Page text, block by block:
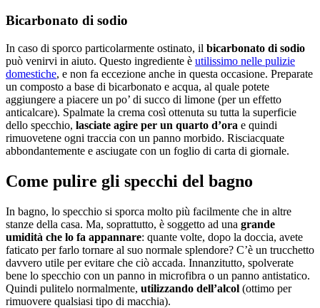
Bicarbonato di sodio
In caso di sporco particolarmente ostinato, il bicarbonato di sodio
può venirvi in aiuto. Questo ingrediente è utilissimo nelle pulizie
domestiche, e non fa eccezione anche in questa occasione. Preparate
un composto a base di bicarbonato e acqua, al quale potete
aggiungere a piacere un po’ di succo di limone (per un effetto
anticalcare). Spalmate la crema così ottenuta su tutta la superficie
dello specchio, lasciate agire per un quarto d’ora e quindi
rimuovetene ogni traccia con un panno morbido. Risciacquate
abbondantemente e asciugate con un foglio di carta di giornale.
Come pulire gli specchi del bagno
In bagno, lo specchio si sporca molto più facilmente che in altre
stanze della casa. Ma, soprattutto, è soggetto ad una grande
umidità che lo fa appannare: quante volte, dopo la doccia, avete
faticato per farlo tornare al suo normale splendore? C’è un trucchetto
davvero utile per evitare che ciò accada. Innanzitutto, spolverate
bene lo specchio con un panno in microfibra o un panno antistatico.
Quindi pulitelo normalmente, utilizzando dell’alcol (ottimo per
rimuovere qualsiasi tipo di macchia).